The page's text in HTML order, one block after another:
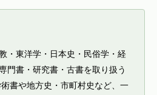
・東洋学・日本史・民俗学・経
門書・研究書・古書を取り扱う
書や地方史・市町村史など、一